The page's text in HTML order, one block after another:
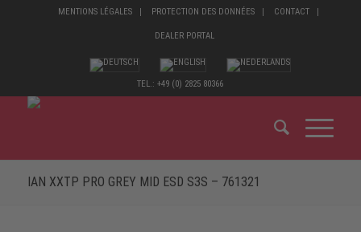
MENTIONS LÉGALES PROTECTION DES DONNÉES CONTACT
DEALER PORTAL
TEL.: +49 (0) 2825 80366
IAN XXTP PRO GREY MID ESD S3S – 761321